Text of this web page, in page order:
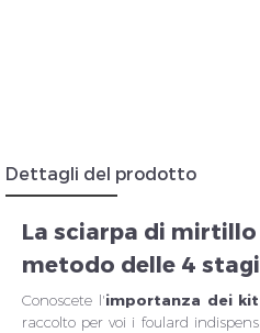
Dettagli del prodotto
La sciarpa di
metodo delle 4
Conoscete l'importanza dei
raccolto per voi i foulard